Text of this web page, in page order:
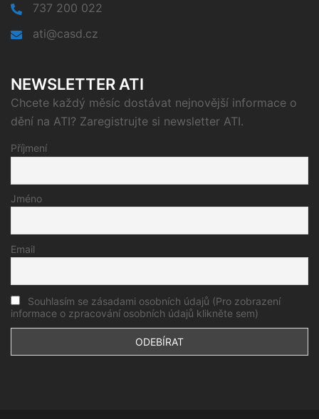
737 200 022
ati@casd.cz
NEWSLETTER ATI
Chcete každý měsíc dostávat nejnovější informace o
dění na ATI? Zaregistrujte si newsletter ATI.
Příjmení
Jméno
Email
Souhlasím se zásadami osobních údajů (Pro zobrazení
informace o zpracování osobních údajů klikněte sem)